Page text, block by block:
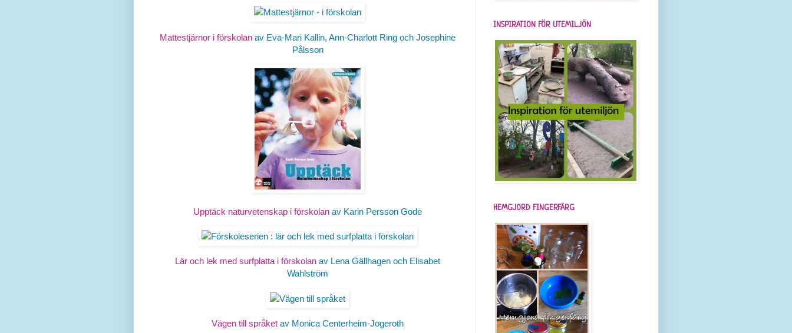
Mattestjärnor i förskolan av Eva-Mari Kallin, Ann-Charlott Ring och Josephine
Pålsson
Upptäck naturvetenskap i förskolan av Karin Persson Gode
Lär och lek med surfplatta i förskolan av Lena Gällhagen och Elisabet
Wahlström
Vägen till språket av Monica Centerheim-Jogeroth
INSPIRATION FÖR UTEMILJÖN
HEMGJORD FINGERFÄRG